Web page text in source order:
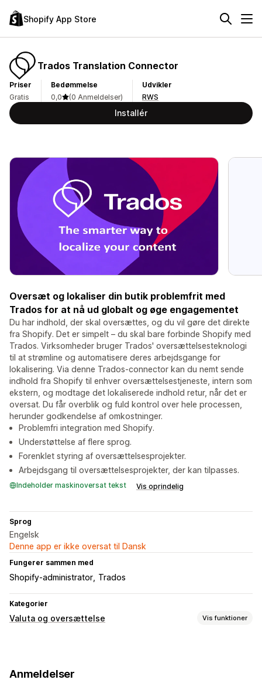
Shopify App Store
Trados Translation Connector
Priser
Gratis
Bedømmelse
0,0
(0 Anmeldelser)
Udvikler
RWS
Installér
Oversæt og lokaliser din butik problemfrit med
Trados for at nå ud globalt og øge engagementet
Du har indhold, der skal oversættes, og du vil gøre det direkte
fra Shopify. Det er simpelt – du skal bare forbinde Shopify med
Trados. Virksomheder bruger Trados' oversættelsesteknologi
til at strømline og automatisere deres arbejdsgange for
lokalisering. Via denne Trados-connector kan du nemt sende
indhold fra Shopify til enhver oversættelsestjeneste, intern som
ekstern, og modtage det lokaliserede indhold retur, når det er
oversat. Du får overblik og fuld kontrol over hele processen,
herunder godkendelse af omkostninger.
Problemfri integration med Shopify.
Understøttelse af flere sprog.
Forenklet styring af oversættelsesprojekter.
Arbejdsgang til oversættelsesprojekter, der kan tilpasses.
Indeholder maskinoversat tekst Vis oprindelig
Sprog
Engelsk
Denne app er ikke oversat til Dansk
Fungerer sammen med
Shopify-administrator Trados
Kategorier
Valuta og oversættelse Vis funktioner
Manuel oversættelse
Anmeldelser